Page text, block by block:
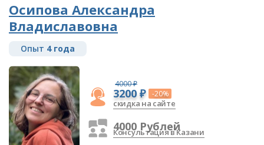
Осипова Александра
Владиславовна
Опыт 4 года
4000 ₽
3200 ₽ -20%
скидка на сайте
4000 Рублей
Консультация в Казани